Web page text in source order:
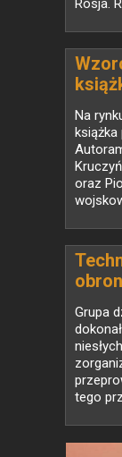
Rosja.
Na
książka
oraz
Grupa
tego